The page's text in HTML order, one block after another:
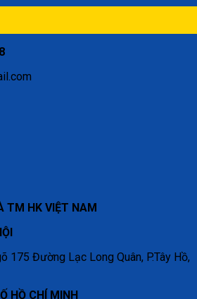
TM HK VIỆT NAM
175 Đường Lạc Long Quân, P.Tây Hồ,
HỒ CHÍ MINH